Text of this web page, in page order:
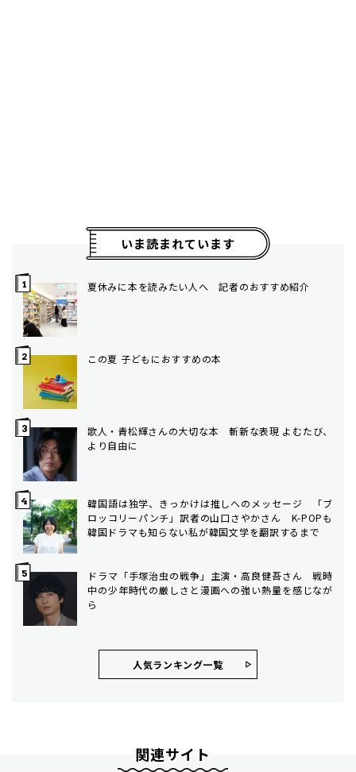
いま読まれています
夏休みに本を読みたい人へ 記者のおすすめ紹介
この夏 子どもにおすすめの本
歌人・青松輝さんの大切な本 斬新な表現 よむたび、
より自由に
韓国語は独学、きっかけは推しへのメッセージ 「ブ
ロッコリーパンチ」訳者の山口さやかさん K-POPも
韓国ドラマも知らない私が韓国文学を翻訳するまで
ドラマ「手塚治虫の戦争」主演・高良健吾さん 戦時
中の少年時代の厳しさと漫画への強い熱量を感じなが
ら
人気ランキング⼀覧
関連サイト